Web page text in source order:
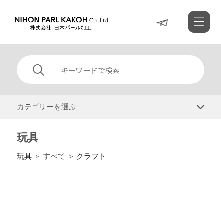
カテゴリーを選ぶ
玩具
玩具＞ すべて ＞ クラフト